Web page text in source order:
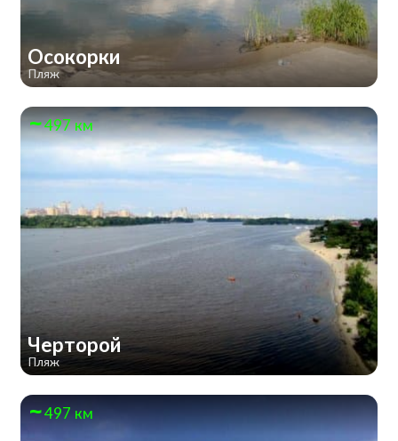
Осокорки
Пляж
497 км
Черторой
Пляж
497 км